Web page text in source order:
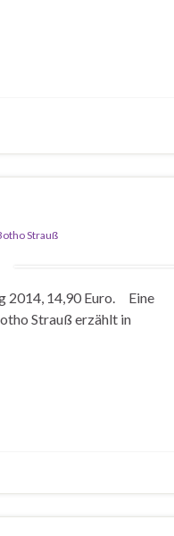
Strauß
2014, 14,90 Euro. Eine
Strauß erzählt in